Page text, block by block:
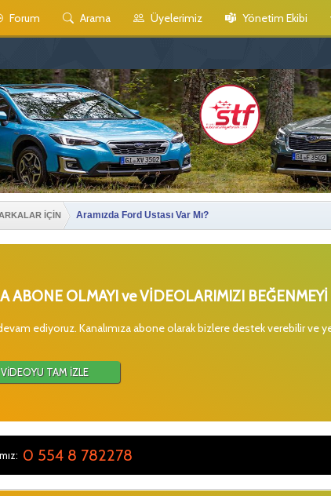
Forum Arama Üyelerimiz Yönetim Ekibi
İÇİN Aramızda Ford Ustası Var Mı?
ABONE OLMAYI ve VİDEOLARIMIZI
devam ediyoruz. Kanalımıza abone olarak bizlere destek verebilir ve
VİDEOYU TAM İZLE
0 554 8 782278